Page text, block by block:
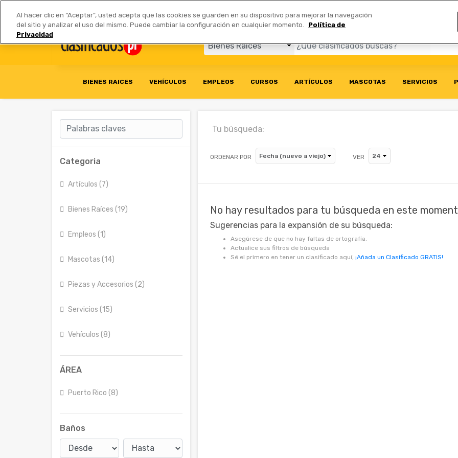
Anúnciate | Tarifas Socios Comerciales
BIENES RAICES VEHÍCULOS EMPLEOS CURSOS ARTÍCULOS MASCOTAS SERVICIOS
Categoria
Artículos (7)
Bienes Raíces (19)
Empleos (1)
Mascotas (14)
Piezas y Accesorios (2)
Servicios (15)
Vehículos (8)
ÁREA
Puerto Rico (8)
Baños
Tu búsqueda:
ORDENAR POR VER
No hay resultados para tu búsqueda en este
Sugerencias para la expansión de su búsqueda:
Asegúrese de que no hay faltas de ortografía.
Actualice sus filtros de búsqueda
Sé el primero en tener un clasificado aquí, ¡Añada un Clasificado GRATIS!
Al hacer clic en “Aceptar”, usted acepta que las cookies se guarden en su dispositivo para mejorar la navegación
del sitio y analizar el uso del mismo. Puede cambiar la configuración en cualquier momento.
Política de
Privacidad